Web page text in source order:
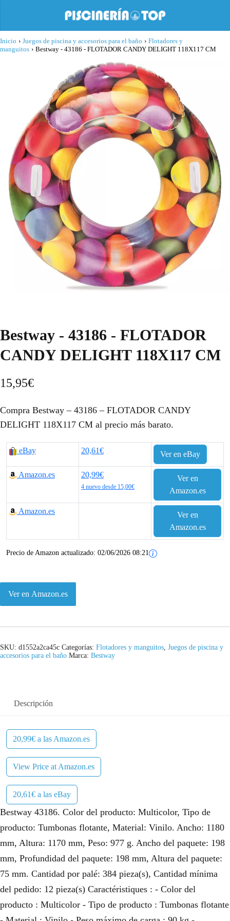
Inicio › Juegos de piscina y accesorios para el baño › Flotadores y
manguitos › Bestway - 43186 - FLOTADOR CANDY DELIGHT 118X117 CM
Bestway - 43186 - FLOTADOR
CANDY DELIGHT 118X117 CM
15,95€
Compra Bestway – 43186 – FLOTADOR CANDY
DELIGHT 118X117 CM al precio más barato.
eBay 20,61€ Ver en eBay
Amazon.es 20,99€
4 nuevo desde 15,00€
Ver en
Amazon.es
Amazon.es
Ver en
Amazon.es
Precio de Amazon actualizado: 02/06/2026 08:21
Ver en Amazon.es
SKU: d1552a2ca45c Categorías: Flotadores y manguitos, Juegos de piscina y
accesorios para el baño Marca: Bestway
Descripción
20,99€ a las Amazon.es
View Price at Amazon.es
20,61€ a las eBay
Bestway 43186. Color del producto: Multicolor, Tipo de
producto: Tumbonas flotante, Material: Vinilo. Ancho: 1180
mm, Altura: 1170 mm, Peso: 977 g. Ancho del paquete: 198
mm, Profundidad del paquete: 198 mm, Altura del paquete:
75 mm. Cantidad por palé: 384 pieza(s), Cantidad mínima
del pedido: 12 pieza(s) Caractéristiques : - Color del
producto : Multicolor - Tipo de producto : Tumbonas flotante